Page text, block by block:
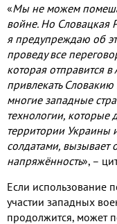
«Мы не можем
войне. Но Словацкая
я предупреждаю об
проведу все
которая отправится
привлекать
многие западные
технологии, которые
территории Украины
солдатами,
напряжённость», –
Если использование
участии западных
продолжится, может